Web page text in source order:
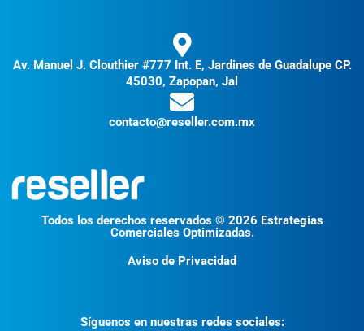
Av. Manuel J. Clouthier #777 Int. E, Jardines de Guadalupe CP.
45030, Zapopan, Jal
contacto@reseller.com.mx
Todos los derechos reservados © 2026 Estrategias
Comerciales Optimizadas.
Aviso de Privacidad
Síguenos en nuestras redes sociales: